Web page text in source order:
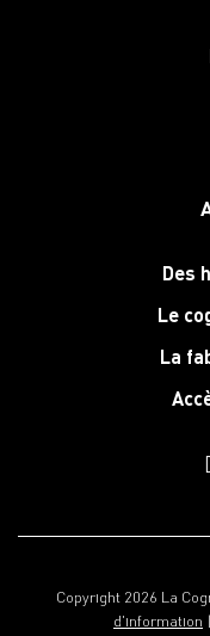
Des
Le
La
Copyright 2026 La
d'information |